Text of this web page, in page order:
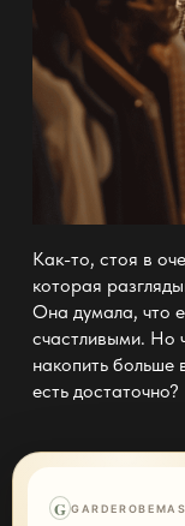
Как-то, стоя в
которая
Она думала, что
счастливыми. Но
накопить больше
есть достаточно?
G